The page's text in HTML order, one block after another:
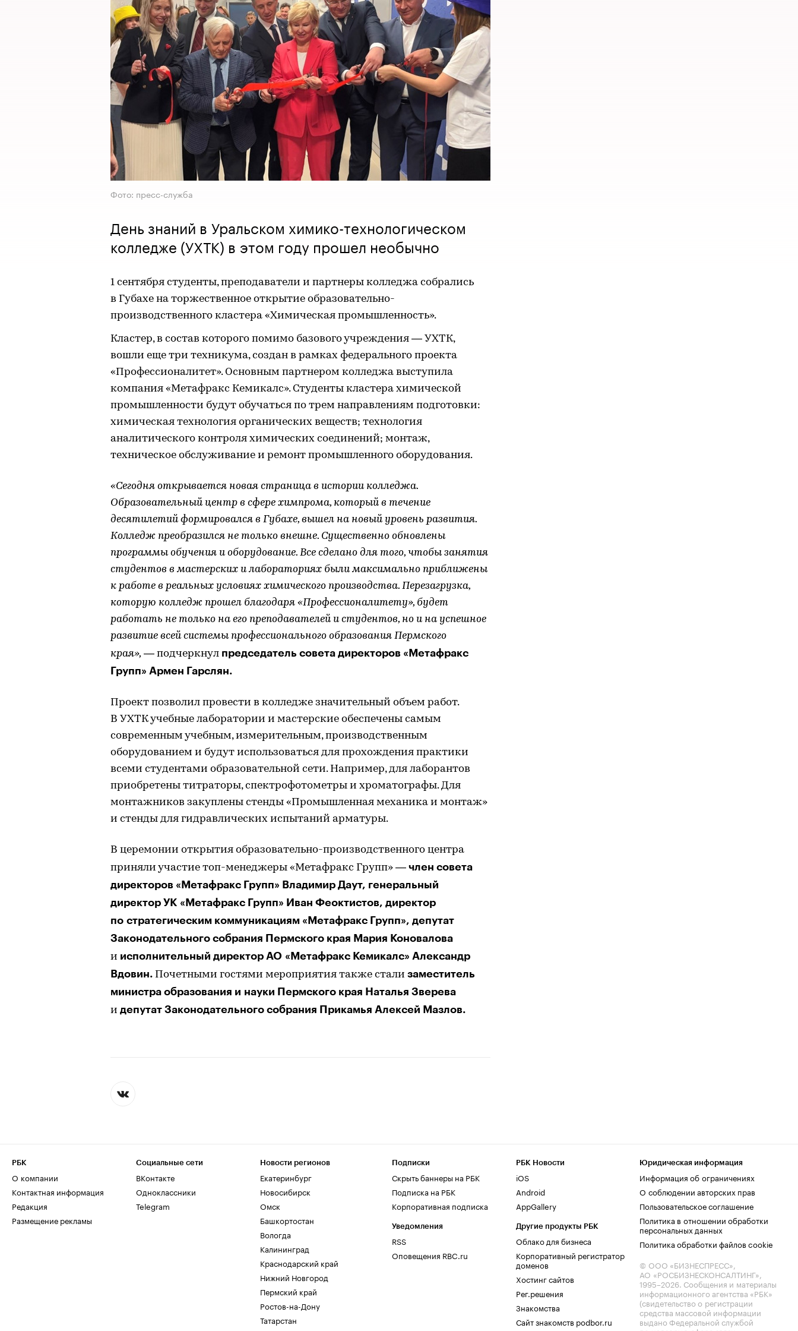
Фото: пресс-служба
День знаний в Уральском химико-технологическом
колледже (УХТК) в этом году прошел необычно
1 сентября студенты, преподаватели и партнеры колледжа собрались
в Губахе на торжественное открытие образовательно-
производственного кластера «Химическая промышленность».
Кластер, в состав которого помимо базового учреждения — УХТК,
вошли еще три техникума, создан в рамках федерального проекта
«Профессионалитет». Основным партнером колледжа выступила
компания «Метафракс Кемикалс». Студенты кластера химической
промышленности будут обучаться по трем направлениям подготовки:
химическая технология органических веществ; технология
аналитического контроля химических соединений; монтаж,
техническое обслуживание и ремонт промышленного оборудования.
«Сегодня открывается новая страница в истории колледжа.
Образовательный центр в сфере химпрома, который в течение
десятилетий формировался в Губахе, вышел на новый уровень развития.
Колледж преобразился не только внешне. Существенно обновлены
программы обучения и оборудование. Все сделано для того, чтобы занятия
студентов в мастерских и лабораториях были максимально приближены
к работе в реальных условиях химического производства. Перезагрузка,
которую колледж прошел благодаря «Профессионалитету», будет
работать не только на его преподавателей и студентов, но и на успешное
развитие всей системы профессионального образования Пермского
края», — подчеркнул председатель совета директоров «Метафракс
Групп» Армен Гарслян.
Проект позволил провести в колледже значительный объем работ.
В УХТК учебные лаборатории и мастерские обеспечены самым
современным учебным, измерительным, производственным
оборудованием и будут использоваться для прохождения практики
всеми студентами образовательной сети. Например, для лаборантов
приобретены титраторы, спектрофотометры и хроматографы. Для
монтажников закуплены стенды «Промышленная механика и монтаж»
и стенды для гидравлических испытаний арматуры.
В церемонии открытия образовательно-производственного центра
приняли участие топ-менеджеры «Метафракс Групп» — член совета
директоров «Метафракс Групп» Владимир Даут, генеральный
директор УК «Метафракс Групп» Иван Феоктистов, директор
по стратегическим коммуникациям «Метафракс Групп», депутат
Законодательного собрания Пермского края Мария Коновалова
и исполнительный директор АО «Метафракс Кемикалс» Александр
Вдовин. Почетными гостями мероприятия также стали заместитель
министра образования и науки Пермского края Наталья Зверева
и депутат Законодательного собрания Прикамья Алексей Мазлов.
РБК
О компании
Контактная информация
Редакция
Размещение рекламы
Социальные сети
ВКонтакте
Одноклассники
Telegram
Новости регионов
Екатеринбург
Новосибирск
Омск
Башкортостан
Вологда
Калининград
Краснодарский край
Нижний Новгород
Пермский край
Ростов-на-Дону
Татарстан
Подписки
Скрыть баннеры на РБК
Подписка на РБК
Корпоративная подписка
Уведомления
RSS
Оповещения RBC.ru
РБК Новости
iOS
Android
AppGallery
Другие продукты РБК
Облако для бизнеса
Корпоративный регистратор
доменов
Хостинг сайтов
Рег.решения
Знакомства
Сайт знакомств podbor.ru
Юридическая информация
Информация об ограничениях
О соблюдении авторских прав
Пользовательское соглашение
Политика в отношении обработки
персональных данных
Политика обработки файлов cookie
© ООО «БИЗНЕСПРЕСС»,
АО «РОСБИЗНЕСКОНСАЛТИНГ»,
1995–2026. Сообщения и материалы
информационного агентства «РБК»
(свидетельство о регистрации
средства массовой информации
выдано Федеральной службой